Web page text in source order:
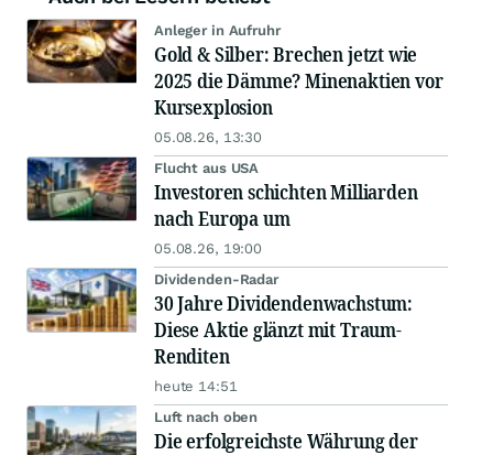
Anleger in Aufruhr
Gold & Silber: Brechen jetzt wie
2025 die Dämme? Minenaktien vor
Kursexplosion
05.08.26, 13:30
Flucht aus USA
Investoren schichten Milliarden
nach Europa um
05.08.26, 19:00
Dividenden-Radar
30 Jahre Dividendenwachstum:
Diese Aktie glänzt mit Traum-
Renditen
heute 14:51
Luft nach oben
Die erfolgreichste Währung der